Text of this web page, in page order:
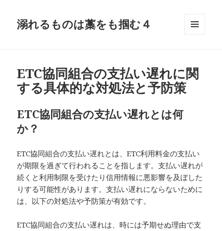
溺れるものは藁をも掴む４
ット
ETC協同組合の支払い遅れに関
する具体的な対処法と予防策
ETC協同組合の支払い遅れとは何
か？
ETC協同組合の支払い遅れとは、ETC利用料金の支払い
が期限を過ぎて行われることを指します。支払い遅れが
続くと利用制限を受けたり信用情報に悪影響を及ぼした
りする可能性があります。支払い遅れにならないために
は、以下の対処法や予防策が有効です。
ETC協同組合の支払い遅れは、時には予期せぬ理由で支